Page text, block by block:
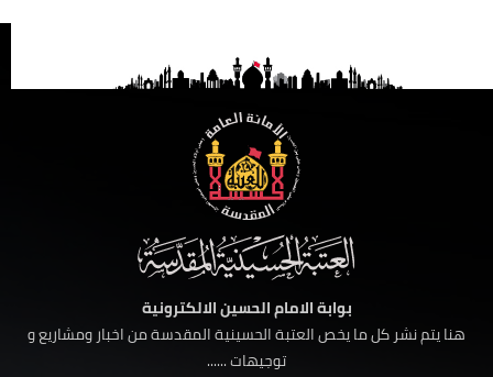
بوابة الامام الحسين الالكترونية
هنا يتم نشر كل ما يخص العتبة الحسينية المقدسة من اخبار ومشاريع و
توجيهات ......